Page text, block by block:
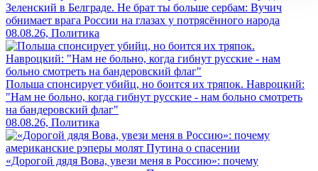
Зеленский в Белграде. Не брат ты больше сербам: Вучич
обнимает врага России на глазах у потрясённого народа
08.08.26, Политика
Польша спонсирует убийц, но боится их тряпок. Навроцкий:
"Нам не больно, когда гибнут русские - нам больно смотреть
на бандеровский флаг"
08.08.26, Политика
«Дорогой дядя Вова, увези меня в Россию»: почему